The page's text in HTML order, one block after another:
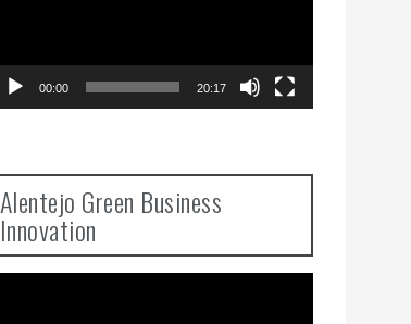
00:00 20:17
Alentejo Green Business
Innovation